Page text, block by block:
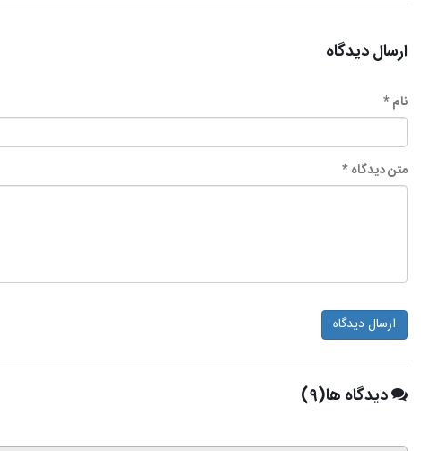
ارسال دیدگاه
نام *
متن دیدگاه *
ارسال دیدگاه
دیدگاه ها(۹)